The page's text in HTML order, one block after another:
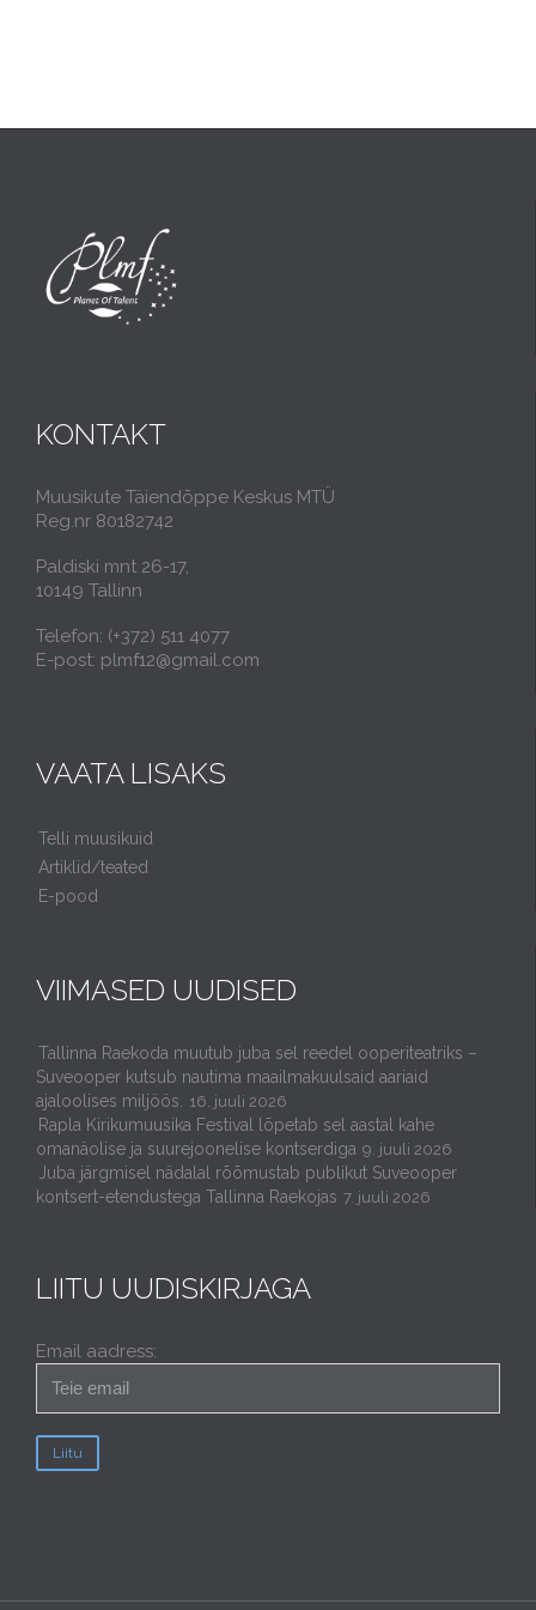
KONTAKT
Muusikute Täiendõppe Keskus MTÜ
Reg.nr 80182742
Paldiski mnt 26-17,
10149 Tallinn
Telefon: (+372) 511 4077
E-post: plmf12@gmail.com
VAATA LISAKS
Telli muusikuid
Artiklid/teated
E-pood
VIIMASED UUDISED
Tallinna Raekoda muutub juba sel reedel ooperiteatriks –
Suveooper kutsub nautima maailmakuulsaid aariaid
ajaloolises miljöös.
16. juuli 2026
Rapla Kirikumuusika Festival lõpetab sel aastal kahe
omanäolise ja suurejoonelise kontserdiga 9. juuli 2026
Juba järgmisel nädalal rõõmustab publikut Suveooper
kontsert-etendustega Tallinna Raekojas 7. juuli 2026
LIITU UUDISKIRJAGA
Email aadress: